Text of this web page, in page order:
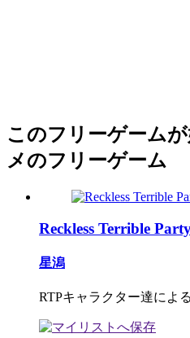
このフリーゲーム
メのフリーゲーム
Reckless Terrible
星潟
RTPキャラクター達によ